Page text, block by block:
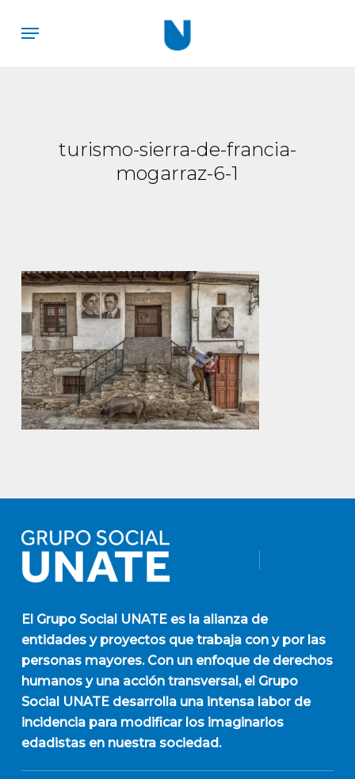
Menu
turismo-sierra-de-francia-
mogarraz-6-1
El Grupo Social UNATEes la alianza de
entidades y proyectos que trabaja con y por las
personas mayores. Con un enfoque de derechos
humanos y una acción transversal, el Grupo
Social UNATE desarrolla una intensa labor de
incidencia para modificar los imaginarios
edadistas en nuestra sociedad.